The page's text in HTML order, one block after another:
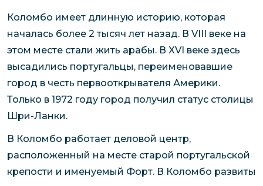
Коломбо имеет длинную историю, которая
началась более 2 тысяч лет назад. В VIII веке на
этом месте стали жить арабы. В XVI веке здесь
высадились португальцы, переименовавшие
город в честь первооткрывателя Америки.
Только в 1972 году город получил статус столицы
Шри-Ланки.
В Коломбо работает деловой центр,
расположенный на месте старой португальской
крепости и именуемый Форт. В Коломбо развиты